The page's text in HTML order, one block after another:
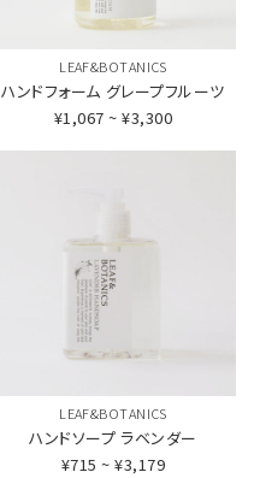
LEAF&BOTANICS
ハンドフォーム グレープフルーツ
¥1,067 ~ ¥3,300
LEAF&BOTANICS
ハンドソープ ラベンダー
¥715 ~ ¥3,179